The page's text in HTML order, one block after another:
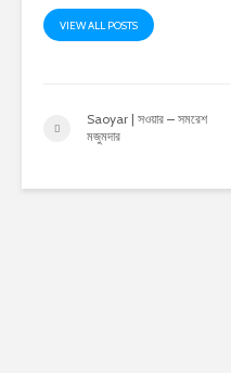
VIEW ALL POSTS
Saoyar | সওয়ার – সমরেশ
মজুমদার